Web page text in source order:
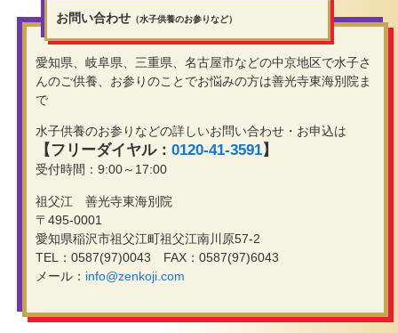
お問い合わせ（水子供養のお参りなど）
愛知県、岐阜県、三重県、名古屋市などの中京地区で水子さ
んのご供養、お参りのことでお悩みの方は善光寺東海別院ま
で
水子供養のお参りなどの詳しいお問い合わせ・お申込は
【フリーダイヤル： 0120-41-3591】
受付時間：9:00～17:00
祖父江 善光寺東海別院
〒495-0001
愛知県稲沢市祖父江町祖父江南川原57-2
TEL：0587(97)0043 FAX：0587(97)6043
メール： info@zenkoji.com